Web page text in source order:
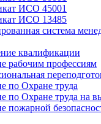
ИСО 45001
ИСО 13485
система
квалификации
рабочим профессиям
по Охране труда
по Охране труда на
пожарной